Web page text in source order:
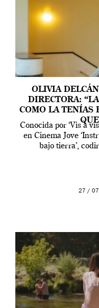
OLIVIA
DIRECTORA:
COMO LA TENÍAS
Conocida por ‘Vis a
en Cinema Jove
bajo tierra’,
27 /